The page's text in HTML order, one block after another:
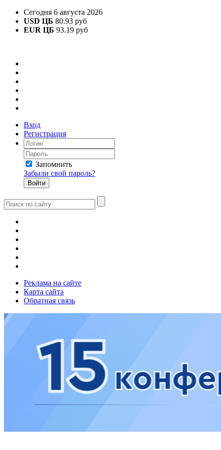
Сегодня 6 августа 2026
USD ЦБ 80.93 руб
EUR ЦБ 93.19 руб
Вход
Регистрация
Запомнить
Забыли свой пароль?
Реклама на сайте
Карта сайта
Обратная связь